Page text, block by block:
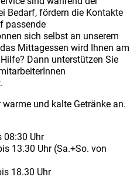
Bedarf, fördern die Kontakte
passende
sich selbst an unserem
Mittagessen wird Ihnen am
Dann unterstützen Sie
und kalte Getränke an.
08:30 Uhr
13.30 Uhr (Sa.+So. von
18.30 Uhr